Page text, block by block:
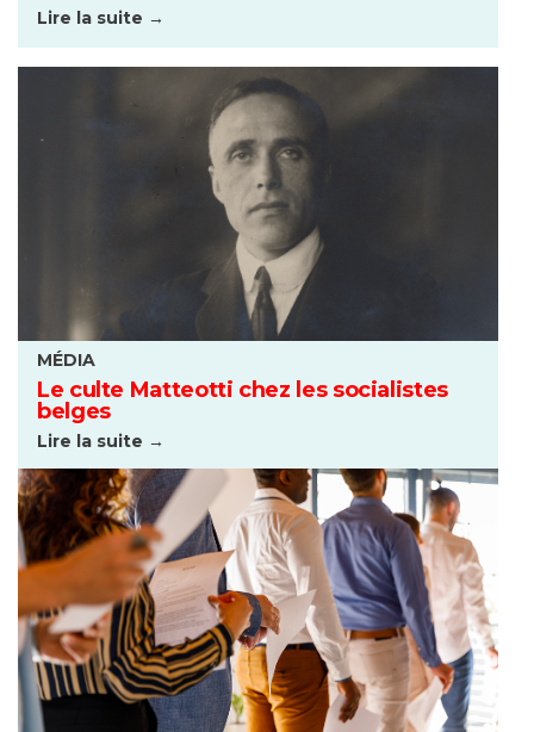
Lire la suite →
MÉDIA
Le culte Matteotti chez les socialistes
belges
Lire la suite →